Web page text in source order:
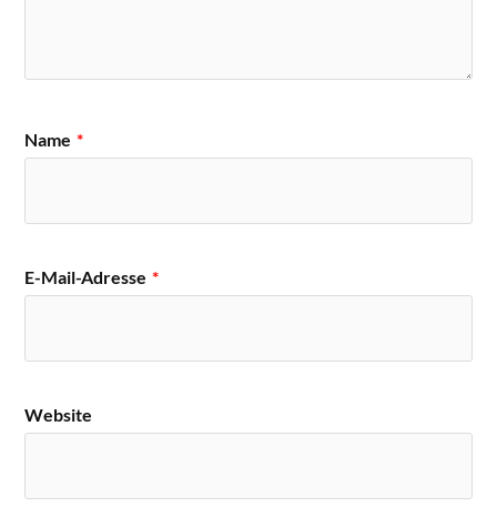
Name *
E-Mail-Adresse *
Website